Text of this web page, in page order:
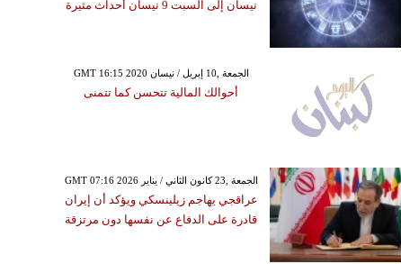
نيسان إلى السبت 9 نيسان أحداث مثيرة
GMT 16:15 2020 الجمعة ,10 إبريل / نيسان
أحوالك المالية تتحسن كما تتمنى
GMT 07:16 2026 الجمعة ,23 كانون الثاني / يناير
عراقجي يهاجم زيلينسكي ويؤكد أن إيران
قادرة على الدفاع عن نفسها دون مرتزقة